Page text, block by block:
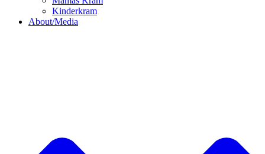
Kinderkram
About/Media